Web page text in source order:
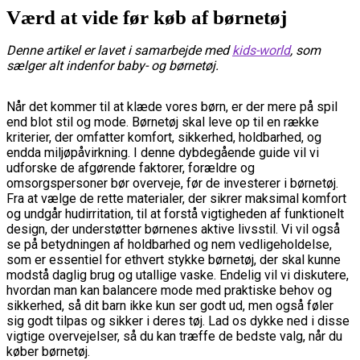
Værd at vide før køb af børnetøj
Denne artikel er lavet i samarbejde medkids-world, som
sælger alt indenfor baby- og børnetøj.
Når det kommer til at klæde vores børn, er der mere på spil
end blot stil og mode. Børnetøj skal leve op til en række
kriterier, der omfatter komfort, sikkerhed, holdbarhed, og
endda miljøpåvirkning. I denne dybdegående guide vil vi
udforske de afgørende faktorer, forældre og
omsorgspersoner bør overveje, før de investerer i børnetøj.
Fra at vælge de rette materialer, der sikrer maksimal komfort
og undgår hudirritation, til at forstå vigtigheden af funktionelt
design, der understøtter børnenes aktive livsstil. Vi vil også
se på betydningen af holdbarhed og nem vedligeholdelse,
som er essentiel for ethvert stykke børnetøj, der skal kunne
modstå daglig brug og utallige vaske. Endelig vil vi diskutere,
hvordan man kan balancere mode med praktiske behov og
sikkerhed, så dit barn ikke kun ser godt ud, men også føler
sig godt tilpas og sikker i deres tøj. Lad os dykke ned i disse
vigtige overvejelser, så du kan træffe de bedste valg, når du
køber børnetøj.